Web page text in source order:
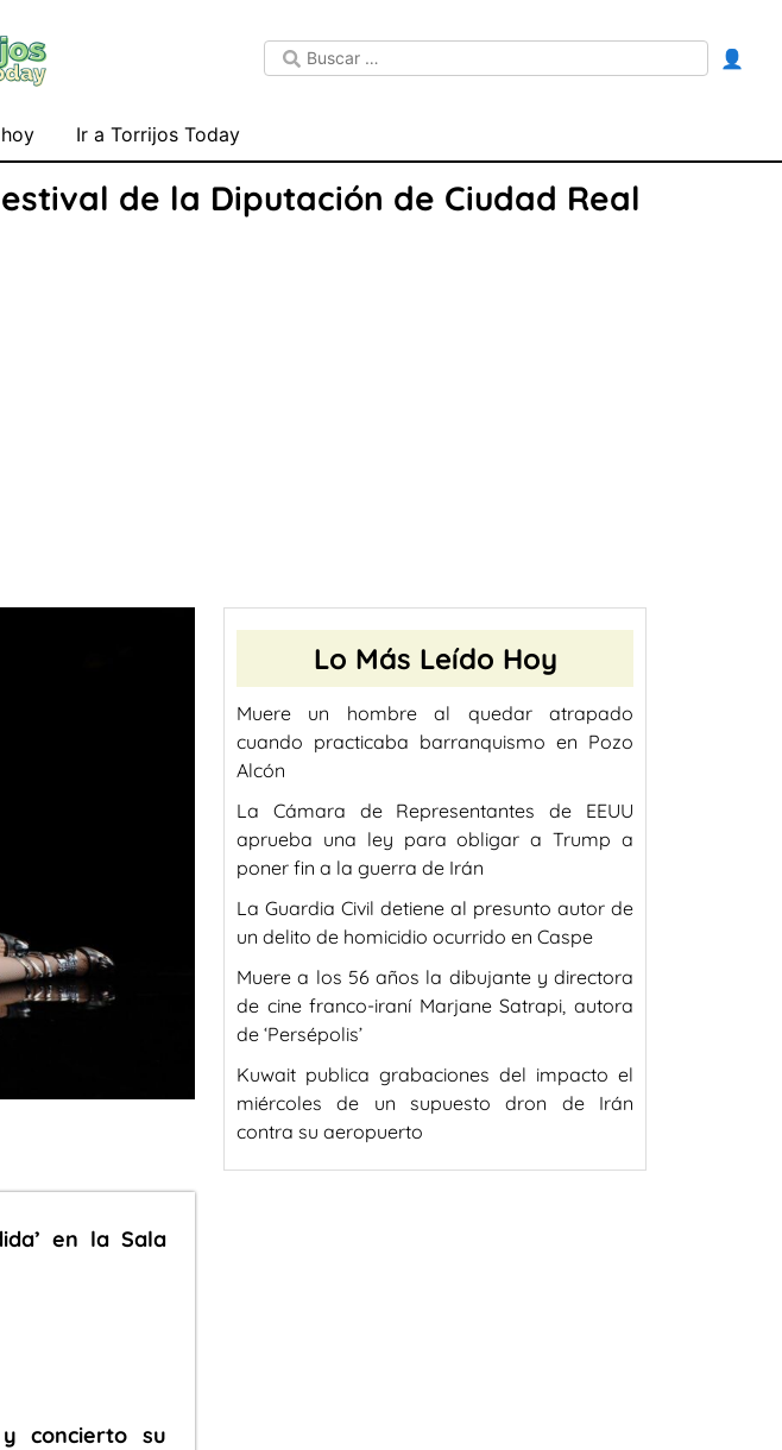
👤
Ir a Torrijos Today
de la Diputación de Ciudad Real
en la Sala
concierto su
Lo Más Leído Hoy
Muere un hombre al quedar atrapado
cuando practicaba barranquismo en Pozo
Alcón
La Cámara de Representantes de EEUU
aprueba una ley para obligar a Trump a
poner fin a la guerra de Irán
La Guardia Civil detiene al presunto autor de
un delito de homicidio ocurrido en Caspe
Muere a los 56 años la dibujante y directora
de cine franco-iraní Marjane Satrapi, autora
de ‘Persépolis’
Kuwait publica grabaciones del impacto el
miércoles de un supuesto dron de Irán
contra su aeropuerto